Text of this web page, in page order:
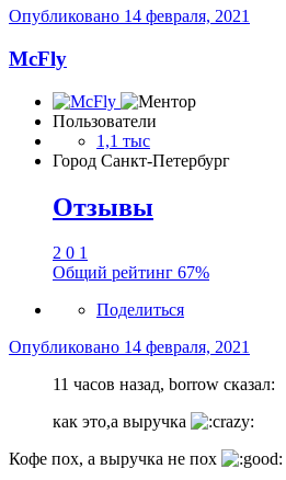
Опубликовано 14 февраля, 2021
McFly
Пользователи
1,1 тыс
Город Санкт-Петербург
Отзывы
2 0 1
Общий рейтинг 67%
Поделиться
Опубликовано 14 февраля, 2021
11 часов назад, borrow сказал:
как это,а выручка
Кофе пох, а выручка не пох